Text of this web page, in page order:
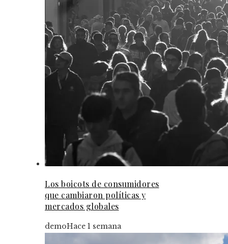
Los boicots de consumidores
que cambiaron políticas y
mercados globales
demoHace 1 semana